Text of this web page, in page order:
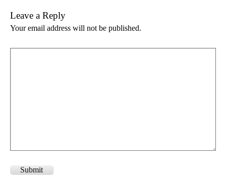
Leave a Reply
Your email address will not be published.
Submit